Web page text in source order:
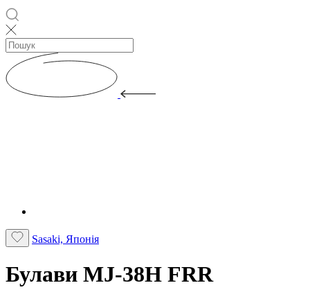
Sasaki, Японія
Булави MJ-38H FRR